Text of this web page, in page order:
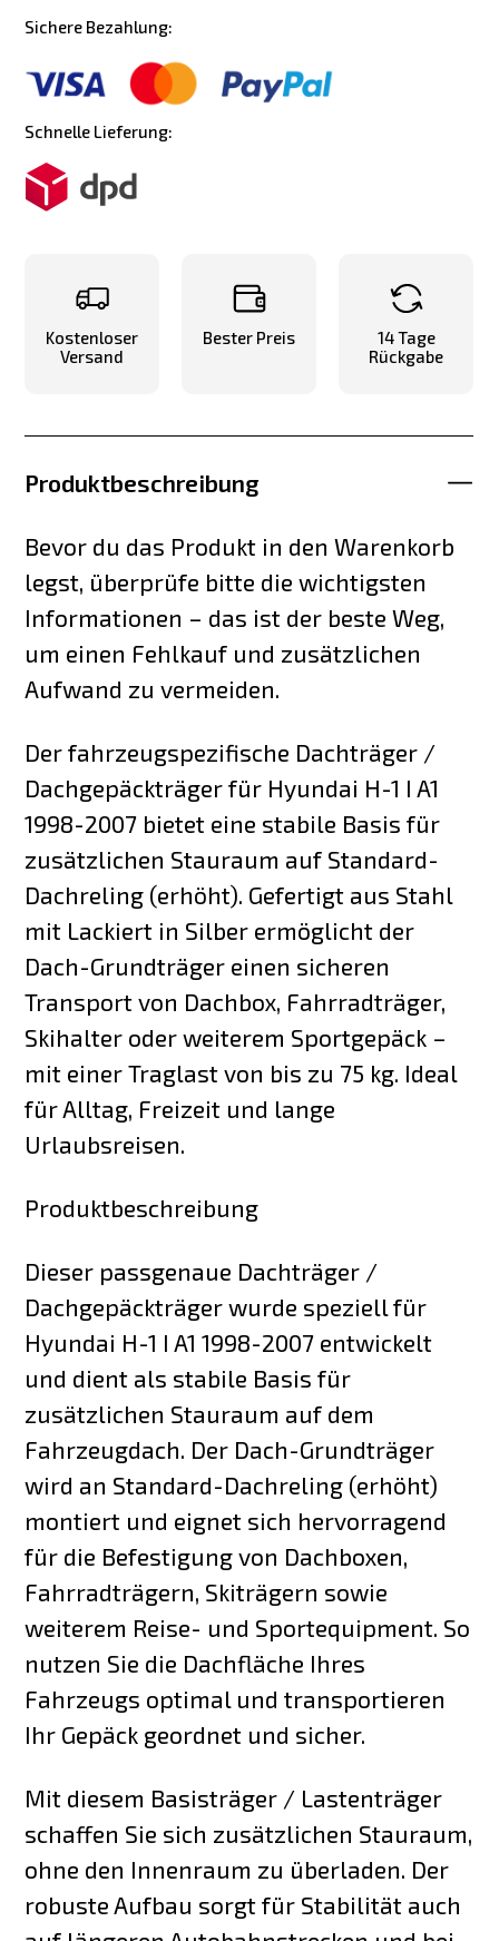
Sichere Bezahlung:
Schnelle Lieferung:
Kostenloser
Versand
Bester Preis
14 Tage
Rückgabe
Produktbeschreibung
Bevor du das Produkt in den Warenkorb
legst, überprüfe bitte die wichtigsten
Informationen – das ist der beste Weg,
um einen Fehlkauf und zusätzlichen
Aufwand zu vermeiden.
Der fahrzeugspezifische Dachträger /
Dachgepäckträger für Hyundai H-1 I A1
1998-2007 bietet eine stabile Basis für
zusätzlichen Stauraum auf Standard-
Dachreling (erhöht). Gefertigt aus Stahl
mit Lackiert in Silber ermöglicht der
Dach-Grundträger einen sicheren
Transport von Dachbox, Fahrradträger,
Skihalter oder weiterem Sportgepäck –
mit einer Traglast von bis zu 75 kg. Ideal
für Alltag, Freizeit und lange
Urlaubsreisen.
Produktbeschreibung
Dieser passgenaue Dachträger /
Dachgepäckträger wurde speziell für
Hyundai H-1 I A1 1998-2007 entwickelt
und dient als stabile Basis für
zusätzlichen Stauraum auf dem
Fahrzeugdach. Der Dach-Grundträger
wird an Standard-Dachreling (erhöht)
montiert und eignet sich hervorragend
für die Befestigung von Dachboxen,
Fahrradträgern, Skiträgern sowie
weiterem Reise- und Sportequipment. So
nutzen Sie die Dachfläche Ihres
Fahrzeugs optimal und transportieren
Ihr Gepäck geordnet und sicher.
Mit diesem Basisträger / Lastenträger
schaffen Sie sich zusätzlichen Stauraum,
ohne den Innenraum zu überladen. Der
robuste Aufbau sorgt für Stabilität auch